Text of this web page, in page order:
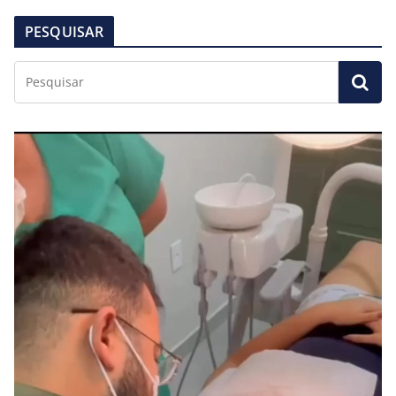
PESQUISAR